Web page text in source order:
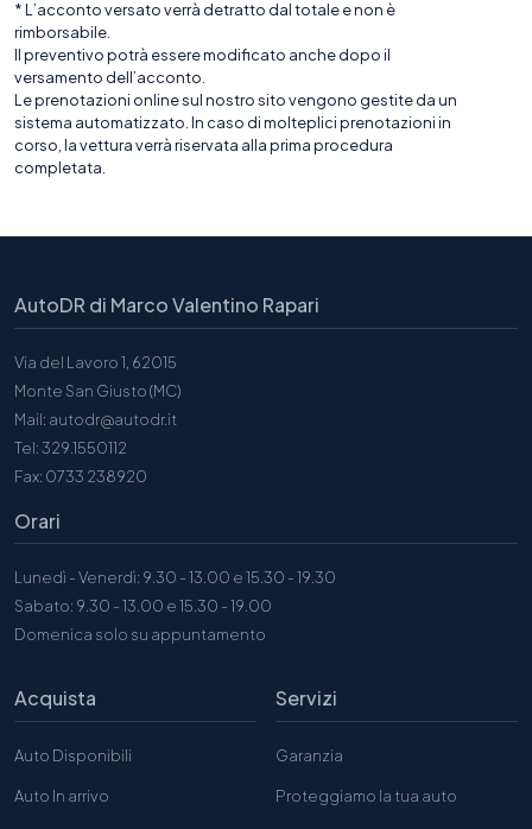
* L’acconto versato verrà detratto dal totale e non è
rimborsabile.
Il preventivo potrà essere modificato anche dopo il
versamento dell’acconto.
Le prenotazioni online sul nostro sito vengono gestite da un
sistema automatizzato. In caso di molteplici prenotazioni in
corso, la vettura verrà riservata alla prima procedura
completata.
AutoDR di Marco Valentino Rapari
Via del Lavoro 1, 62015
Monte San Giusto (MC)
Mail: autodr@autodr.it
Tel: 329.1550112
Fax: 0733 238920
Orari
Lunedì - Venerdì: 9.30 - 13.00 e 15.30 - 19.30
Sabato: 9.30 - 13.00 e 15.30 - 19.00
Domenica solo su appuntamento
Acquista
Auto Disponibili
Auto In arrivo
Servizi
Garanzia
Proteggiamo la tua auto